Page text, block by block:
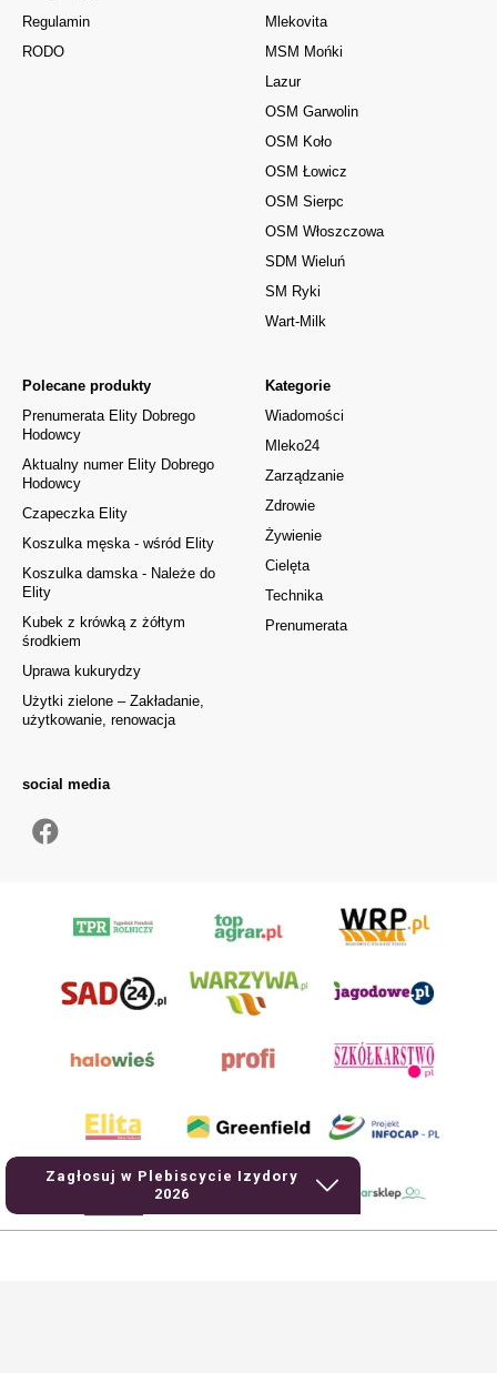
Zagłosuj w Plebiscycie Izydory
2026
Regulamin
RODO
Kategorie
Wiadomości
Mleko24
Zarządzanie
Zdrowie
Żywienie
Cielęta
Technika
Prenumerata
Polecane produkty
Prenumerata Elity Dobrego
Hodowcy
Aktualny numer Elity Dobrego
Hodowcy
Czapeczka Elity
Koszulka męska - wśród Elity
Koszulka damska - Należe do
Elity
Kubek z krówką z żółtym
środkiem
Uprawa kukurydzy
Użytki zielone – Zakładanie,
użytkowanie, renowacja
Mlekovita
MSM Mońki
Lazur
OSM Garwolin
OSM Koło
OSM Łowicz
OSM Sierpc
OSM Włoszczowa
SDM Wieluń
SM Ryki
Wart-Milk
social media